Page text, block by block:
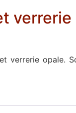
verrerie
verrerie opale.